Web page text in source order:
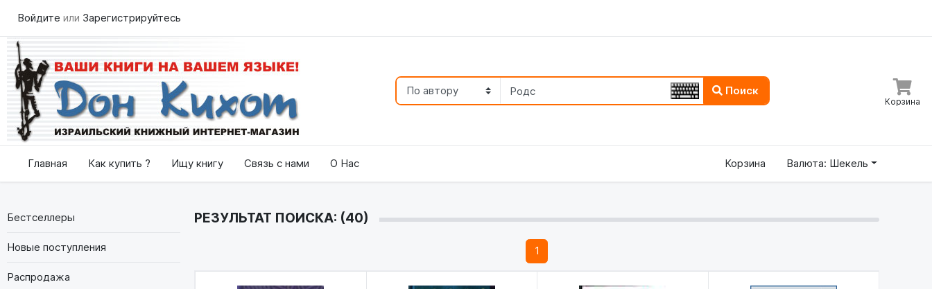
Войдите или Зарегистрируйтесь
Поиск
Корзина
Главная Как купить ? Ищу книгу Связь с нами О Нас Корзина Валюта: Шекель
Бестселлеры
Новые поступления
Распродажа
РЕЗУЛЬТАТ ПОИСКА: (40)
1